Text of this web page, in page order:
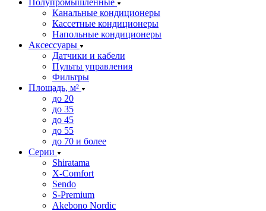
Полупромышленные
Канальные кондиционеры
Кассетные кондиционеры
Напольные кондиционеры
Аксессуары
Датчики и кабели
Пульты управления
Фильтры
Площадь, м²
до 20
до 35
до 45
до 55
до 70 и более
Серии
Shiratama
X-Comfort
Sendo
S-Premium
Akebono Nordic